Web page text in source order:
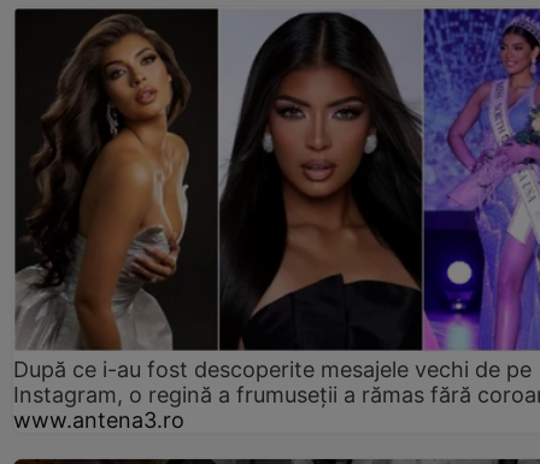
După ce i-au fost descoperite mesajele vechi de pe
Instagram, o regină a frumuseții a rămas fără
www.antena3.ro